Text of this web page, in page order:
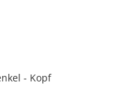
- Kopf